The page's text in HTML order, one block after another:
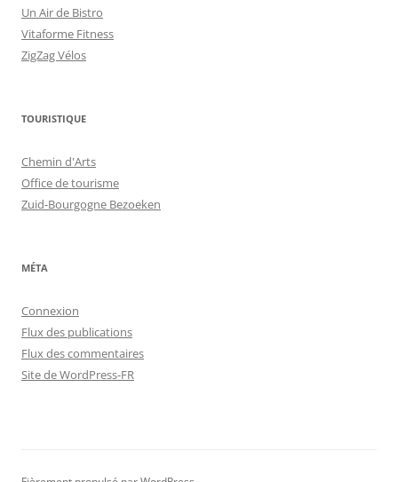
Un Air de Bistro
Vitaforme Fitness
ZigZag Vélos
TOURISTIQUE
Chemin d'Arts
Office de tourisme
Zuid-Bourgogne Bezoeken
MÉTA
Connexion
Flux des publications
Flux des commentaires
Site de WordPress-FR